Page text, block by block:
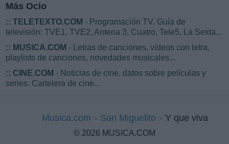
Más Ocio
:: TELETEXTO.COM - Programación TV. Guía de
televisión: TVE1, TVE2, Antena 3, Cuatro, Tele5, La Sexta...
:: MUSICA.COM - Letras de canciones, vídeos con letra,
playlists de canciones, novedades musicales...
:: CINE.COM - Noticias de cine, datos sobre películas y
series. Cartelera de cine...
Musica.com San Miguelito Y que viva
© 2026 MUSICA.COM